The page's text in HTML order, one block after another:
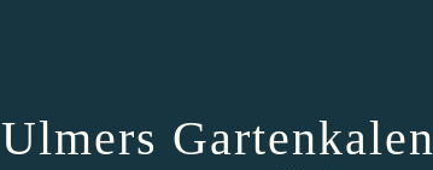
Ulmers